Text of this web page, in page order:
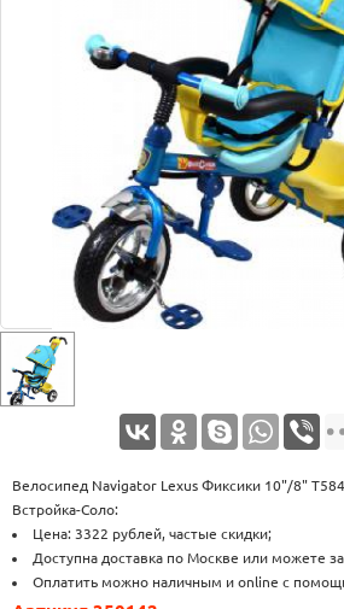
Велосипед Navigator Lexus Фиксики 10"/8"
Встройка-Соло:
Цена: 3322 рублей, частые скидки;
Доступна доставка по Москве или можете
Оплатить можно наличным и online с